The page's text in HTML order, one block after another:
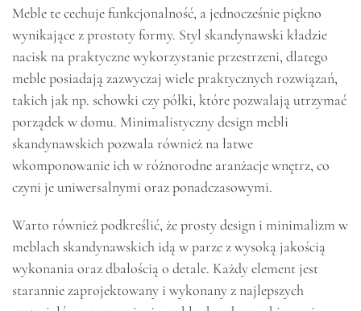
Meble te cechuje funkcjonalność, a jednocześnie piękno
wynikające z prostoty formy. Styl skandynawski kładzie
nacisk na praktyczne wykorzystanie przestrzeni, dlatego
meble posiadają zazwyczaj wiele praktycznych rozwiązań,
takich jak np. schowki czy półki, które pozwalają utrzymać
porządek w domu. Minimalistyczny design mebli
skandynawskich pozwala również na łatwe
wkomponowanie ich w różnorodne aranżacje wnętrz, co
czyni je uniwersalnymi oraz ponadczasowymi.
Warto również podkreślić, że prosty design i minimalizm w
meblach skandynawskich idą w parze z wysoką jakością
wykonania oraz dbałością o detale. Każdy element jest
starannie zaprojektowany i wykonany z najlepszych